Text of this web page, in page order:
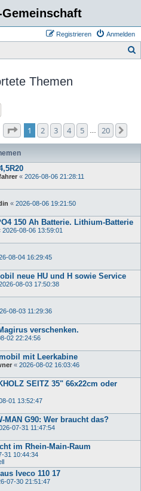
Anmelden
Registrieren
Themen
Seite von
1 2 3 4 5 20
« 2026-08-06 21:28:11
« 2026-08-06 19:21:50
150 Ah Batterie. Lithium-Batterie
2026-08-06 13:59:01
08-04 16:29:45
neue HU und H sowie Service
08-03 17:50:38
08-03 11:29:36
verschenken.
02 22:24:56
mit Leerkabine
« 2026-08-02 16:03:46
SEITZ 35" 66x22cm oder
01 13:52:47
MAN G90: Wer braucht das?
07-31 11:47:54
im Rhein-Main-Raum
31 10:44:34
Iveco 110 17
07-30 21:51:47